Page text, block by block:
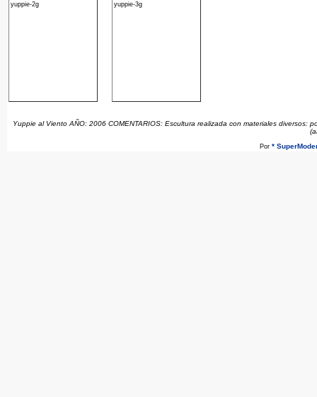
yuppie-2g yuppie-3g
Yuppie al Viento AÑO: 2006 COMENTARIOS: Escultura realizada con materiales
Por *